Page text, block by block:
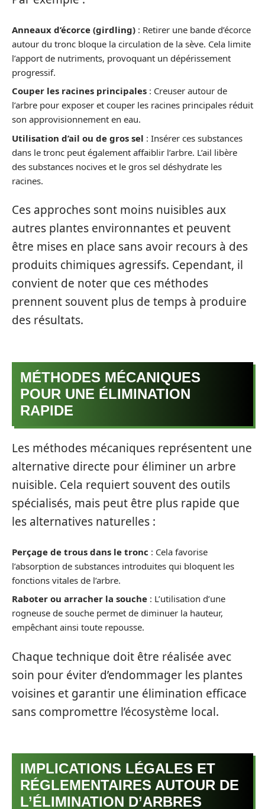
Anneaux d’écorce (girdling) : Retirer une bande d’écorce
autour du tronc bloque la circulation de la sève. Cela limite
l’apport de nutriments, provoquant un dépérissement
progressif.
Couper les racines principales : Creuser autour de
l’arbre pour exposer et couper les racines principales réduit
son approvisionnement en eau.
Utilisation d’ail ou de gros sel : Insérer ces substances
dans le tronc peut également affaiblir l’arbre. L’ail libère
des substances nocives et le gros sel déshydrate les
racines.
Ces approches sont moins nuisibles aux
autres plantes environnantes et peuvent
être mises en place sans avoir recours à des
produits chimiques agressifs. Cependant, il
convient de noter que ces méthodes
prennent souvent plus de temps à produire
des résultats.
MÉTHODES MÉCANIQUES
POUR UNE ÉLIMINATION
RAPIDE
Les méthodes mécaniques représentent une
alternative directe pour éliminer un arbre
nuisible. Cela requiert souvent des outils
spécialisés, mais peut être plus rapide que
les alternatives naturelles :
Perçage de trous dans le tronc : Cela favorise
l’absorption de substances introduites qui bloquent les
fonctions vitales de l’arbre.
Raboter ou arracher la souche : L’utilisation d’une
rogneuse de souche permet de diminuer la hauteur,
empêchant ainsi toute repousse.
Chaque technique doit être réalisée avec
soin pour éviter d’endommager les plantes
voisines et garantir une élimination efficace
sans compromettre l’écosystème local.
IMPLICATIONS LÉGALES ET
RÉGLEMENTAIRES AUTOUR DE
L’ÉLIMINATION D’ARBRES